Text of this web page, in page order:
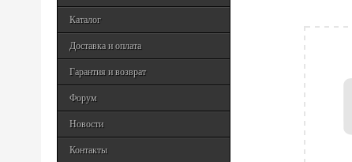
Каталог
Доставка и оплата
Гарантия и возврат
Форум
Новости
Контакты